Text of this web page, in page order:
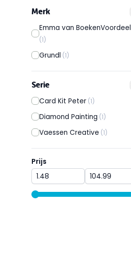
Merk
Emma van BoekenVoordeel
(1)
Grundl (1)
Serie
Card Kit Peter (1)
Diamond Painting (1)
Vaessen Creative (1)
Prijs
Prijs
range slider button